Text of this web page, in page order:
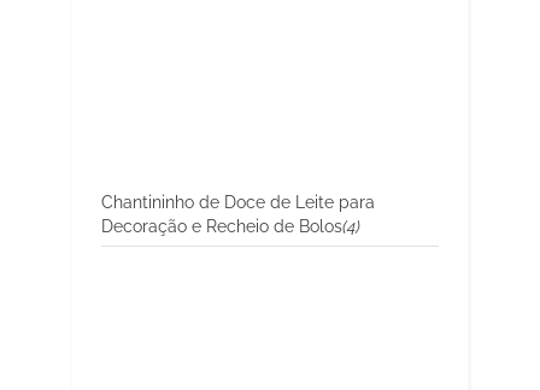
Chantininho de Doce de Leite para
Decoração e Recheio de Bolos(4)